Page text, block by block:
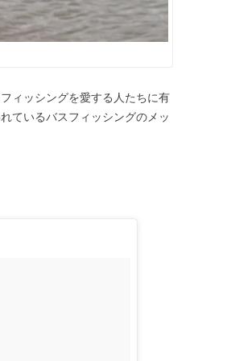
ィッシングを愛する人たちに有
ているバスフィッシングのメッ